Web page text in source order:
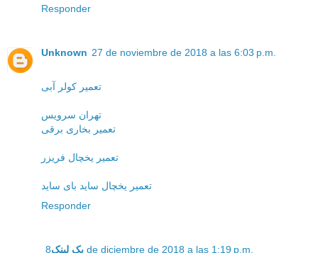
Responder
Unknown 27 de noviembre de 2018 a las 6:03 p.m.
تعمیر کولر آبی
تهران سرویس
تعمیر بخاری برقی
تعمیر یخچال فریزر
تعمیر یخچال ساید بای ساید
Responder
بک لینک 8 de diciembre de 2018 a las 1:19 p.m.